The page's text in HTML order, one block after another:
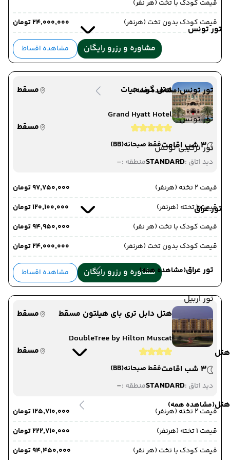
تور تونس
تور تونس(مشاهده همه)
تور تونس
تور ترکیبی تونس
تور عراق
تور عراق(مشاهده همه)
تور اربیل
هتل
هتل(مشاهده همه)
قیمت کودک با تخت (هر نفر)
قیمت کودک بدون تخت (هرنفر)
۲۴٬۰۰۰٬۰۰۰ تومان
مشاوره و رزرو رایگان مشاهده اقساط
هتل گرند حیات
مسقط
Grand Hyatt Hotel
مسقط
3 شب اقامت
فقط صبحانه(BB)
دید اتاق :STANDARDمنطقه :-
قیمت 2 تخته (هرنفر)
۹۷٬۷۵۰٬۰۰۰ تومان
قیمت 1 تخته (هرنفر)
۱۲۰٬۱۰۰٬۰۰۰ تومان
قیمت کودک با تخت (هر نفر)
۹۴٬۹۵۰٬۰۰۰ تومان
قیمت کودک بدون تخت (هرنفر)
۲۴٬۰۰۰٬۰۰۰ تومان
مشاوره و رزرو رایگان مشاهده اقساط
هتل دابل تری بای هیلتون مسقط
مسقط
DoubleTree by Hilton Muscat
مسقط
3 شب اقامت
فقط صبحانه(BB)
دید اتاق :STANDARDمنطقه :-
قیمت 2 تخته (هرنفر)
۱۲۵٬۷۱۰٬۰۰۰ تومان
قیمت 1 تخته (هرنفر)
۲۲۲٬۷۱۰٬۰۰۰ تومان
قیمت کودک با تخت (هر نفر)
۹۴٬۴۵۰٬۰۰۰ تومان